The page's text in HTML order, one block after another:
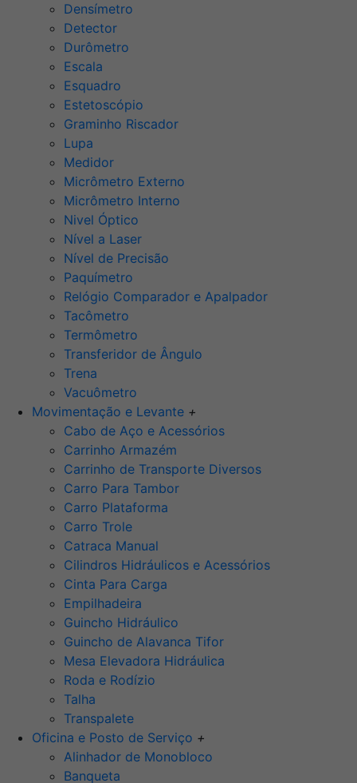
Densímetro
Detector
Durômetro
Escala
Esquadro
Estetoscópio
Graminho Riscador
Lupa
Medidor
Micrômetro Externo
Micrômetro Interno
Nivel Óptico
Nível a Laser
Nível de Precisão
Paquímetro
Relógio Comparador e Apalpador
Tacômetro
Termômetro
Transferidor de Ângulo
Trena
Vacuômetro
Movimentação e Levante +
Cabo de Aço e Acessórios
Carrinho Armazém
Carrinho de Transporte Diversos
Carro Para Tambor
Carro Plataforma
Carro Trole
Catraca Manual
Cilindros Hidráulicos e Acessórios
Cinta Para Carga
Empilhadeira
Guincho Hidráulico
Guincho de Alavanca Tifor
Mesa Elevadora Hidráulica
Roda e Rodízio
Talha
Transpalete
Oficina e Posto de Serviço +
Alinhador de Monobloco
Banqueta